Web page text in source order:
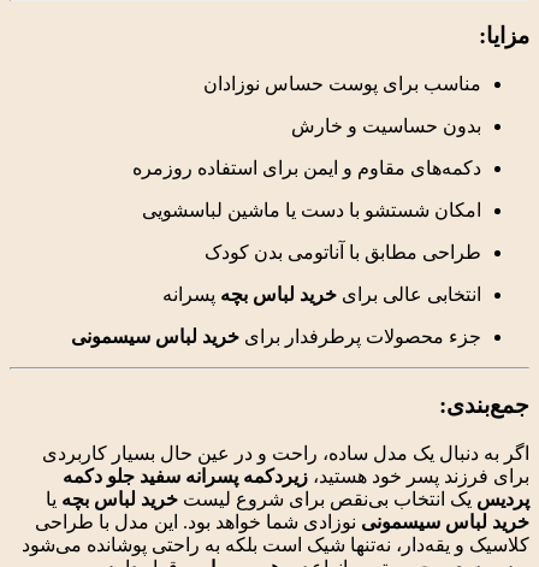
برایپوستحساسنوزادان
حساسیتوخارش
مقاومو ایمنبرایاستفادهروزمره
شستشو بادستیاماشین لباسشویی
مطابق با آناتومیبدنکودک
عالیبرایخرید لباس بچه پسرانه
محصولاتپرطرفداربرایخرید لباس سیسمونی
یک مدل ساده،راحتودر عینحال بسیارکاربردی
پسر خود هستید،زیردکمه پسرانهسفید جلودکمه
انتخاببی‌نقصبرایشروع لیستخریدلباس بچه یا
سیسمونی نوزادی شما خواهدبود.اینمدل باطراحی
ویقه‌دار، نه‌تنها شیکاستبلکهبهراحتی پوشاندهمی‌شود